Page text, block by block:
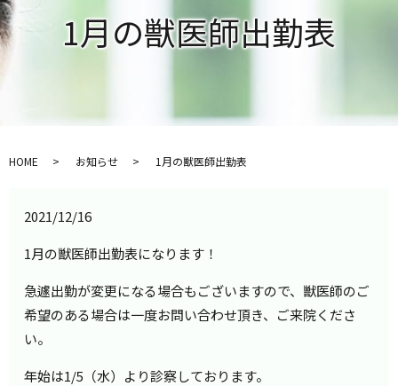
1月の獣医師出勤表
HOME お知らせ 1月の獣医師出勤表
2021/12/16
1月の獣医師出勤表になります！
急遽出勤が変更になる場合もございますので、獣医師のご
希望のある場合は一度お問い合わせ頂き、ご来院くださ
い。
年始は1/5 （水）より診察しております。